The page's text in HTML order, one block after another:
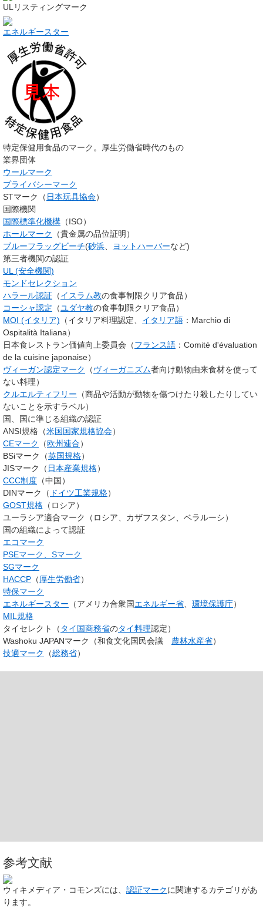
ULリスティングマーク
エネルギースター
特定保健用食品のマーク。厚生労働省時代のもの
業界団体
ウールマーク
プライバシーマーク
STマーク（ 日本玩具協会）
国際機関
国際標準化機構 （ISO）
ホールマーク
（貴金属の品位証明）
ブルーフラッグビーチ(砂浜、 ヨットハーバーなど)
第三者機関の認証
UL (安全機関)
モンドセレクション
ハラール認証 （イスラム教の食事制限クリア食品）
コーシャ認定 （ユダヤ教の食事制限クリア食品）
MOI (イタリア) （イタリア料理認定、 イタリア語 ：Marchio di
Ospitalità Italiana）
日本食レストラン価値向上委員会（フランス語 ：Comité d'évaluation
de la cuisine japonaise）
ヴィーガン認定マーク
（ヴィーガニズム者向け動物由来食材を使って
ない料理）
クルエルティフリー （商品や活動が動物を傷つけたり殺したりしてい
ないことを示すラベル）
国、国に準じる組織の認証
ANSI規格（米国国家規格協会）
CEマーク
（欧州連合）
BSiマーク（英国規格）
JISマーク（ 日本産業規格）
CCC制度 （中国）
DINマーク（ ドイツ工業規格）
GOST規格 （ロシア）
ユーラシア適合マーク（ロシア、カザフスタン、ベラルーシ）
国の組織によって認証
エコマーク
PSEマーク、Sマーク
SGマーク
HACCP （厚生労働省）
特保マーク
エネルギースター （アメリカ合衆国エネルギー省、 環境保護庁）
MIL規格
タイセレクト（ タイ国商務省のタイ料理認定）
Washoku JAPANマーク（和食文化国民会議 農林水産省）
技適マーク
（総務省）
参考文献
ウィキメディア・コモンズには、 認証マークに関連するカテゴリがあ
ります。